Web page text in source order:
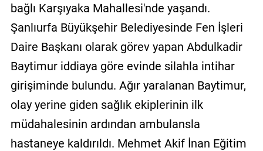
bağlı Karşıyaka Mahallesi'nde yaşandı.
Şanlıurfa Büyükşehir Belediyesinde Fen İşleri
Daire Başkanı olarak görev yapan Abdulkadir
Baytimur iddiaya göre evinde silahla intihar
girişiminde bulundu. Ağır yaralanan Baytimur,
olay yerine giden sağlık ekiplerinin ilk
müdahalesinin ardından ambulansla
hastaneye kaldırıldı. Mehmet Akif İnan Eğitim